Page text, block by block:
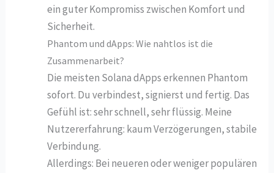
ein guter Kompromiss zwischen Komfort und
Sicherheit.
Phantom und dApps: Wie nahtlos ist die
Zusammenarbeit?
Die meisten Solana dApps erkennen Phantom
sofort. Du verbindest, signierst und fertig. Das
Gefühl ist: sehr schnell, sehr flüssig. Meine
Nutzererfahrung: kaum Verzögerungen, stabile
Verbindung.
Allerdings: Bei neueren oder weniger populären